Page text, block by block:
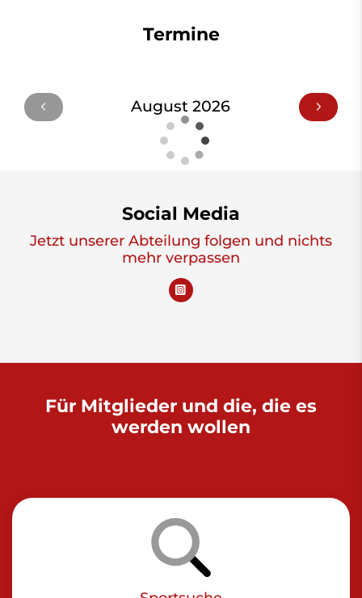
Termine
August 2026
Social Media
Jetzt unserer Abteilung folgen und nichts
mehr verpassen
Für Mitglieder und die, die es
werden wollen